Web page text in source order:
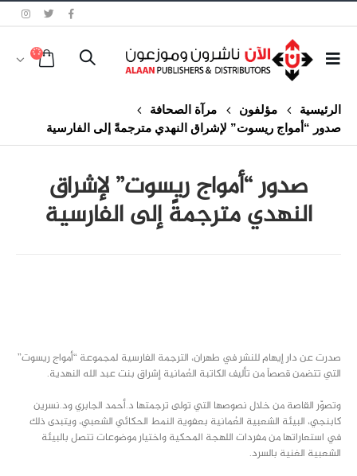
الرئيسية مؤلفون
مرآة الصحافة
صدور “أمواج ريسوت” لإشراق النهدي مترجمةً إلى الفارسية
صدور “أمواج ريسوت” لإشراق
النهدي مترجمةً إلى الفارسية
صدرت عن دار إيهام للنشر في طهران، الترجمة الفارسية لمجموعة “أمواج ريسوت”
التي تتضمن قصصاً من تأليف الكاتبة العُمانية إشراق بنت عبد الله النهدية.
وتصوّر القاصة من خلال نصوصها التي تولى ترجمتها د.أحمد الجابري ود.نسرين
كابنجي، البيئة الشعبية العُمانية بعفوية النمط الحكائي الشعبي، ويتبدى ذلك
في استعاراتها من مفردات اللهجة المحكية واختيار موضوعات تتصل بالبيئة
الشعبية الغنية بالسرد.